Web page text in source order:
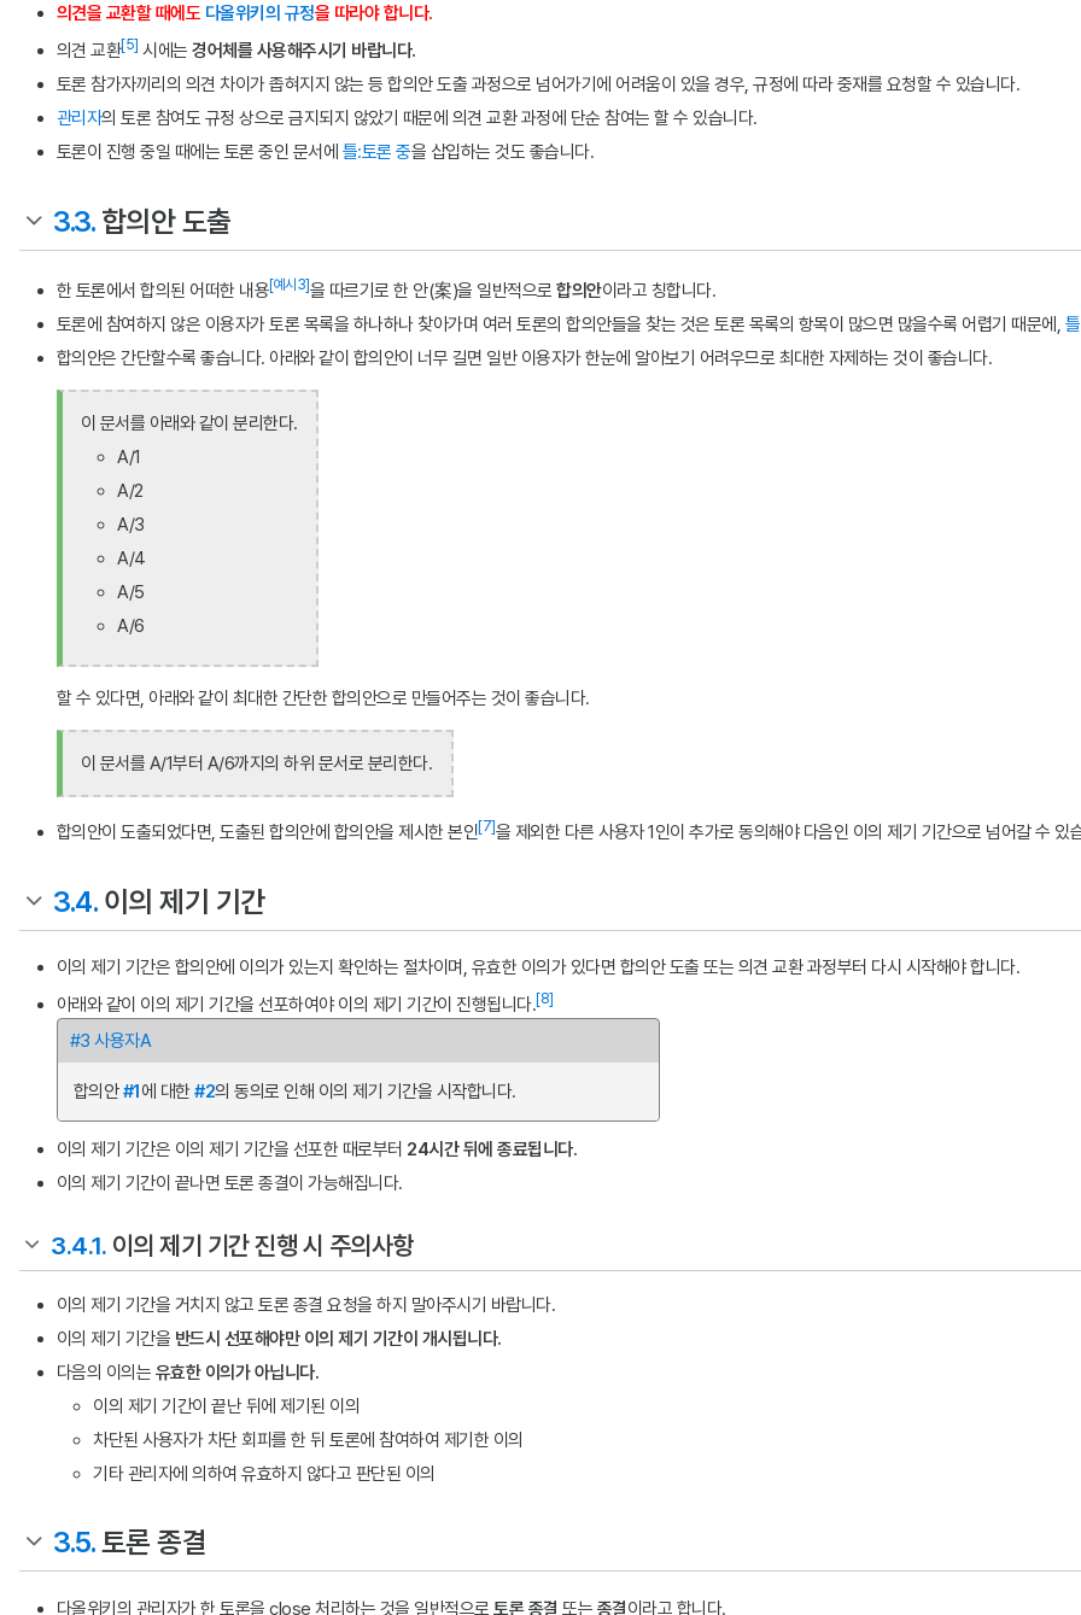
의견을 교환할 때에도 다올위키의 규정을 따라야 합니다.
의견 교환[5] 시에는 경어체를 사용해주시기 바랍니다.
토론 참가자끼리의 의견 차이가 좁혀지지 않는 등 합의안 도출 과정으로 넘어가기에 어려움이 있을 경우, 규정에 따라 중재를 요청할 수 있습니다.
관리자의 토론 참여도 규정 상으로 금지되지 않았기 때문에 의견 교환 과정에 단순 참여는 할 수 있습니다.
토론이 진행 중일 때에는 토론 중인 문서에 틀:토론 중을 삽입하는 것도 좋습니다.
3.3. 합의안 도출
한 토론에서 합의된 어떠한 내용[예시3]을 따르기로 한 안(案)을 일반적으로 합의안이라고 칭합니다.
토론에 참여하지 않은 이용자가 토론 목록을 하나하나 찾아가며 여러 토론의 합의안들을 찾는 것은 토론 목록의 항목이 많으면 많을수록 어렵기 때문에,
합의안은 간단할수록 좋습니다. 아래와 같이 합의안이 너무 길면 일반 이용자가 한눈에 알아보기 어려우므로 최대한 자제하는 것이 좋습니다.
이 문서를 아래와 같이 분리한다.
A/1
A/2
A/3
A/4
A/5
A/6
할 수 있다면, 아래와 같이 최대한 간단한 합의안으로 만들어주는 것이 좋습니다.
이 문서를 A/1부터 A/6까지의 하위 문서로 분리한다.
합의안이 도출되었다면, 도출된 합의안에 합의안을 제시한 본인[7]을 제외한 다른 사용자 1인이 추가로 동의해야 다음인 이의 제기 기간으로 넘어갈 수 있
3.4. 이의 제기 기간
이의 제기 기간은 합의안에 이의가 있는지 확인하는 절차이며, 유효한 이의가 있다면 합의안 도출 또는 의견 교환 과정부터 다시 시작해야 합니다.
아래와 같이 이의 제기 기간을 선포하여야 이의 제기 기간이 진행됩니다.[8]
#3 사용자A
합의안#1에 대한 #2의 동의로 인해 이의 제기 기간을 시작합니다.
이의 제기 기간은 이의 제기 기간을 선포한 때로부터 24시간 뒤에 종료됩니다.
이의 제기 기간이 끝나면 토론 종결이 가능해집니다.
3.4.1. 이의 제기 기간 진행 시 주의사항
이의 제기 기간을 거치지 않고 토론 종결 요청을 하지 말아주시기 바랍니다.
이의 제기 기간을 반드시 선포해야만 이의 제기 기간이 개시됩니다.
다음의 이의는 유효한 이의가 아닙니다.
이의 제기 기간이 끝난 뒤에 제기된 이의
차단된 사용자가 차단 회피를 한 뒤 토론에 참여하여 제기한 이의
기타 관리자에 의하여 유효하지 않다고 판단된 이의
3.5.토론 종결
다올위키의 관리자가 한 토론을 close 처리하는 것을 일반적으로 토론 종결 또는 종결이라고 합니다.